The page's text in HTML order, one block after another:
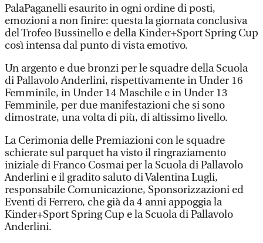
PalaPaganelli esaurito in ogni ordine di posti,
emozioni a non finire: questa la giornata conclusiva
del Trofeo Bussinello e della Kinder+Sport Spring Cup
così intensa dal punto di vista emotivo.
Un argento e due bronzi per le squadre della Scuola
di Pallavolo Anderlini, rispettivamente in Under 16
Femminile, in Under 14 Maschile e in Under 13
Femminile, per due manifestazioni che si sono
dimostrate, una volta di più, di altissimo livello.
La Cerimonia delle Premiazioni con le squadre
schierate sul parquet ha visto il ringraziamento
iniziale di Franco Cosmai per la Scuola di Pallavolo
Anderlini e il gradito saluto di Valentina Lugli,
responsabile Comunicazione, Sponsorizzazioni ed
Eventi di Ferrero, che già da 4 anni appoggia la
Kinder+Sport Spring Cup e la Scuola di Pallavolo
Anderlini.